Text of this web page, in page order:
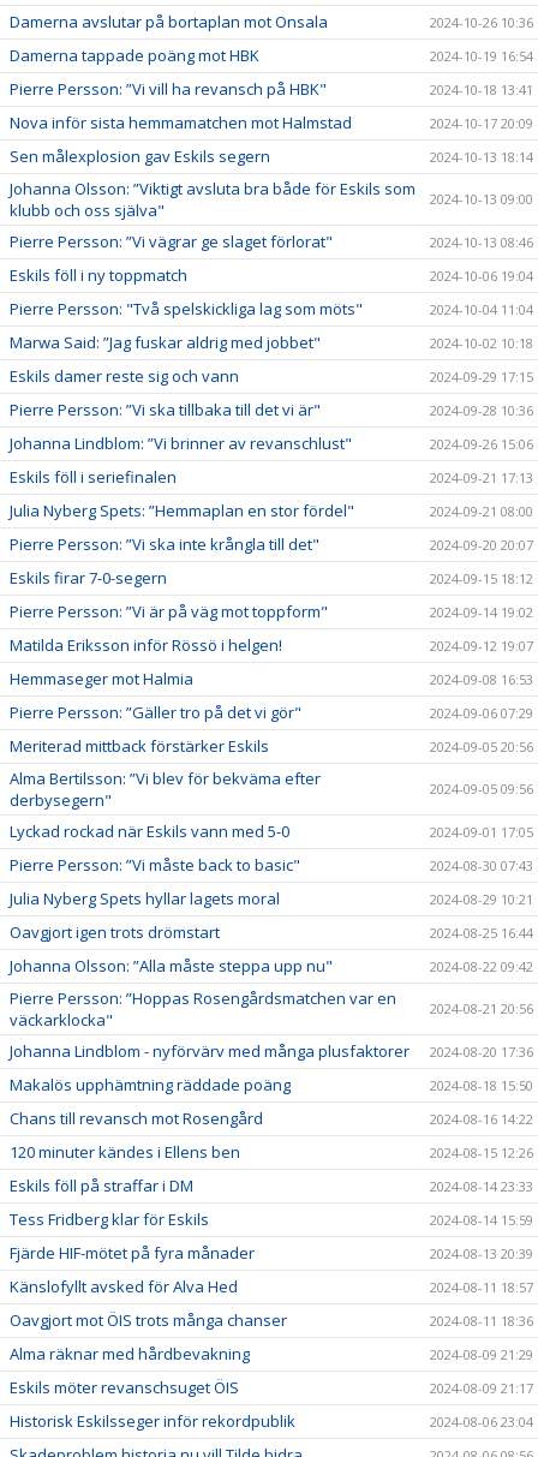
Damerna avslutar på bortaplan mot Onsala 2024-10-26 10:36
Damerna tappade poäng mot HBK 2024-10-19 16:54
Pierre Persson: ”Vi vill ha revansch på HBK" 2024-10-18 13:41
Nova inför sista hemmamatchen mot Halmstad 2024-10-17 20:09
Sen målexplosion gav Eskils segern 2024-10-13 18:14
Johanna Olsson: ”Viktigt avsluta bra både för Eskils som
klubb och oss själva"
2024-10-13 09:00
Pierre Persson: ”Vi vägrar ge slaget förlorat" 2024-10-13 08:46
Eskils föll i ny toppmatch 2024-10-06 19:04
Pierre Persson: "Två spelskickliga lag som möts" 2024-10-04 11:04
Marwa Said: ”Jag fuskar aldrig med jobbet" 2024-10-02 10:18
Eskils damer reste sig och vann 2024-09-29 17:15
Pierre Persson: ”Vi ska tillbaka till det vi är" 2024-09-28 10:36
Johanna Lindblom: ”Vi brinner av revanschlust" 2024-09-26 15:06
Eskils föll i seriefinalen 2024-09-21 17:13
Julia Nyberg Spets: ”Hemmaplan en stor fördel" 2024-09-21 08:00
Pierre Persson: ”Vi ska inte krångla till det" 2024-09-20 20:07
Eskils firar 7-0-segern 2024-09-15 18:12
Pierre Persson: ”Vi är på väg mot toppform" 2024-09-14 19:02
Matilda Eriksson inför Rössö i helgen! 2024-09-12 19:07
Hemmaseger mot Halmia 2024-09-08 16:53
Pierre Persson: ”Gäller tro på det vi gör" 2024-09-06 07:29
Meriterad mittback förstärker Eskils 2024-09-05 20:56
Alma Bertilsson: ”Vi blev för bekväma efter
derbysegern"
2024-09-05 09:56
Lyckad rockad när Eskils vann med 5-0 2024-09-01 17:05
Pierre Persson: ”Vi måste back to basic" 2024-08-30 07:43
Julia Nyberg Spets hyllar lagets moral 2024-08-29 10:21
Oavgjort igen trots drömstart 2024-08-25 16:44
Johanna Olsson: ”Alla måste steppa upp nu" 2024-08-22 09:42
Pierre Persson: ”Hoppas Rosengårdsmatchen var en
väckarklocka"
2024-08-21 20:56
Johanna Lindblom - nyförvärv med många plusfaktorer 2024-08-20 17:36
Makalös upphämtning räddade poäng 2024-08-18 15:50
Chans till revansch mot Rosengård 2024-08-16 14:22
120 minuter kändes i Ellens ben 2024-08-15 12:26
Eskils föll på straffar i DM 2024-08-14 23:33
Tess Fridberg klar för Eskils 2024-08-14 15:59
Fjärde HIF-mötet på fyra månader 2024-08-13 20:39
Känslofyllt avsked för Alva Hed 2024-08-11 18:57
Oavgjort mot ÖIS trots många chanser 2024-08-11 18:36
Alma räknar med hårdbevakning 2024-08-09 21:29
Eskils möter revanschsuget ÖIS 2024-08-09 21:17
Historisk Eskilsseger inför rekordpublik 2024-08-06 23:04